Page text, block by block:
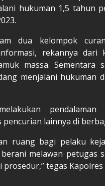
hukuman 1,5 tahun
dua kelompok
rekannya dari
massa. Sementara
menjalani hukuman
pendalaman
lainnya di
ruang bagi pelaku
melawan petugas
tegas Kapolres